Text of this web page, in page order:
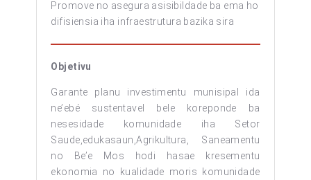
Promove no asegura asisibildade ba ema ho
difisiensia iha infraestrutura bazika sira
Objetivu
Garante planu investimentu munisipal ida
ne’ebé sustentavel bele koreponde ba
nesesidade komunidade iha Setor
Saude,edukasaun,Agrikultura, Saneamentu
no Be’e Mos hodi hasae kresementu
ekonomia no kualidade moris komunidade